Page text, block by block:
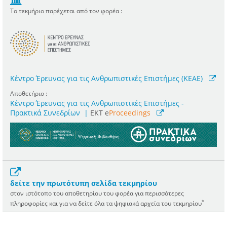
Το τεκμήριο παρέχεται από τον φορέα :
Κέντρο Έρευνας για τις Ανθρωπιστικές Επιστήμες (ΚΕΑΕ)
Αποθετήριο :
Κέντρο Έρευνας για τις Ανθρωπιστικές Επιστήμες -
Πρακτικά Συνεδρίων
| ΕΚΤ eProceedings
δείτε την πρωτότυπη σελίδα τεκμηρίου
στον ιστότοπο του αποθετηρίου του φορέα για περισσότερες
πληροφορίες και για να δείτε όλα τα ψηφιακά αρχεία του τεκμηρίου*